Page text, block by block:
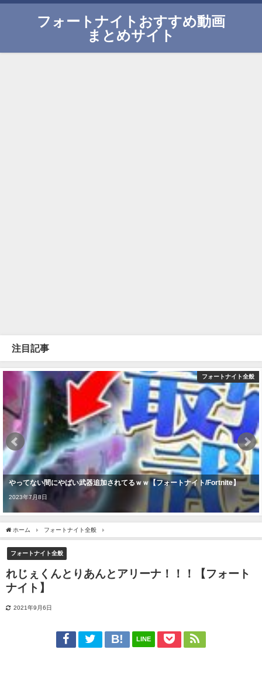
フォートナイトおすすめ動画
まとめサイト
注目記事
フォートナイト全般
やってない間にやばい武器追加されてるｗｗ【フォートナイト/Fortnite】
2023年7月8日
ホーム フォートナイト全般
フォートナイト全般
れじぇくんとりあんとアリーナ！！！【フォート
ナイト】
2021年9月6日
LINE